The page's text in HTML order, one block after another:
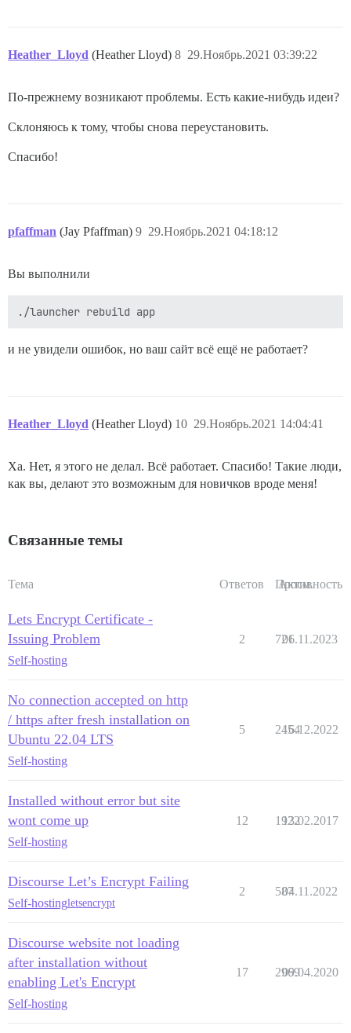
Heather_Lloyd (Heather Lloyd) 29.Ноябрь.2021 03:39:22
8
По-прежнему возникают проблемы. Есть какие-нибудь идеи?
Склоняюсь к тому, чтобы снова переустановить.
Спасибо!
pfaffman (Jay Pfaffman) 29.Ноябрь.2021 04:18:12
9
Вы выполнили
и не увидели ошибок, но ваш сайт всё ещё не работает?
Heather_Lloyd (Heather Lloyd) 29.Ноябрь.2021 14:04:41
10
Ха. Нет, я этого не делал. Всё работает. Спасибо! Такие люди,
как вы, делают это возможным для новичков вроде меня!
Связанные темы
Тема Ответов Просм.
Активность
Lets Encrypt Certificate -
Issuing Problem
Self-hosting
2 721
06.11.2023
No connection accepted on http
/ https after fresh installation on
Ubuntu 22.04 LTS
Self-hosting
5 2454
16.12.2022
Installed without error but site
wont come up
Self-hosting
12 1922
13.02.2017
Discourse Let’s Encrypt Failing
Self-hostingletsencrypt
2 587
04.11.2022
Discourse website not loading
after installation without
enabling Let's Encrypt
Self-hosting
17 2969
09.04.2020